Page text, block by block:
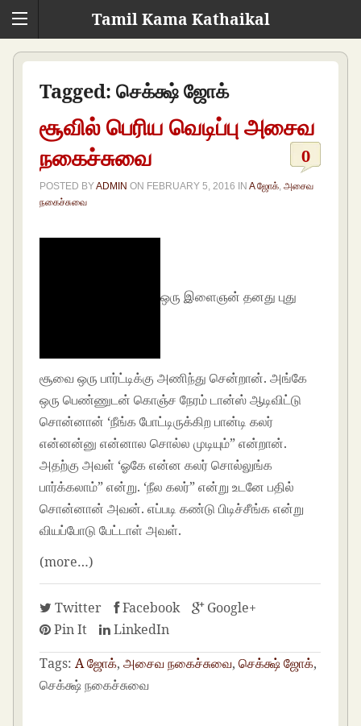
Tamil Kama Kathaikal
Tagged: செக்க்ஷ் ஜோக்
சூவில் பெரிய வெடிப்பு அசைவ
நகைச்சுவை
0
POSTED BYADMIN ON FEBRUARY 5, 2016 INA ஜோக் ,அசைவ
நகைச்சுவை
ஒரு இளைஞன் தனது புது
சூவை ஒரு பார்ட்டிக்கு அணிந்து சென்றான். அங்கே
ஒரு பெண்ணுடன் கொஞ்ச நேரம் டான்ஸ் ஆடிவிட்டு
சொன்னான் ‘நீங்க போட்டிருக்கிற பான்டி கலர்
என்னன்னு என்னால சொல்ல முடியும்” என்றான்.
அதற்கு அவள் ‘ஓகே என்ன கலர் சொல்லுங்க
பார்க்கலாம்” என்று. ‘நீல கலர்” என்று உடனே பதில்
சொன்னான் அவன். எப்படி கண்டு பிடிச்சீங்க என்று
வியப்போடு பேட்டாள் அவள்.
(more…)
Twitter Facebook
Google+
Pin It
LinkedIn
Tags: A ஜோக்,அசைவ நகைச்சுவை,செக்க்ஷ் ஜோக்,
செக்க்ஷ் நகைச்சுவை